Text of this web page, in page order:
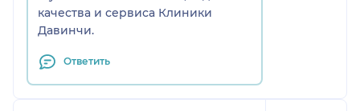
качества и сервиса Клиники
Давинчи.
Ответить